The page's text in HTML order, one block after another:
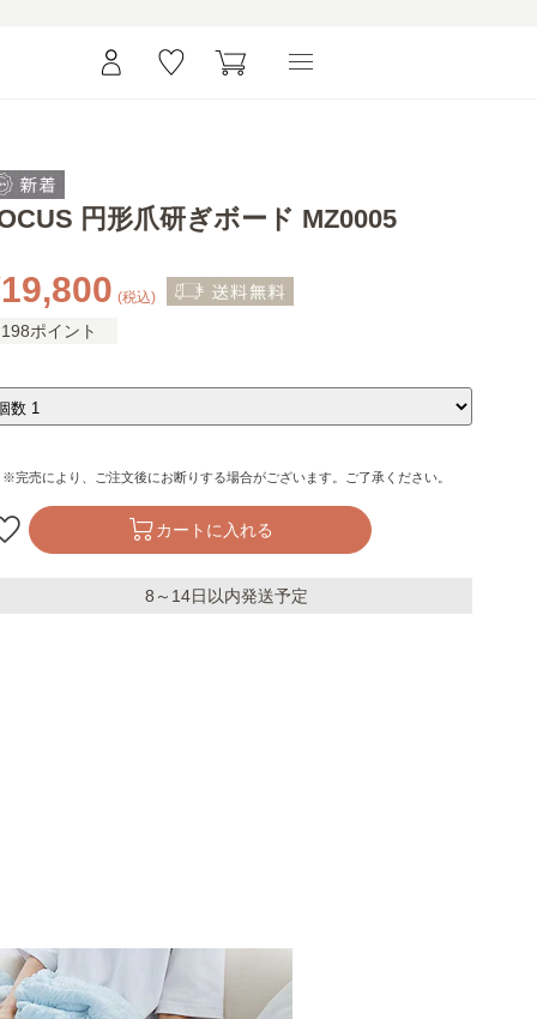
円形爪研ぎボード MZ0005
(税込)
198ポイント
※完売により、ご注文後にお断りする場合がございます。ご了承ください。
カートに入れる
8～14日以内発送予定